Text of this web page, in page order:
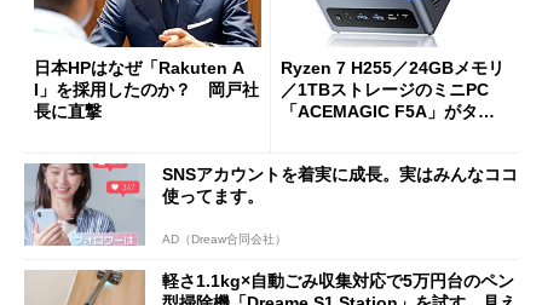
日本HPはなぜ「Rakuten A
I」を採用したのか？ 岡戸社
長に直撃
Ryzen 7 H255／24GBメモリ
／1TBストレージのミニPC
「ACEMAGIC F5A」がタイ
SNSアカウントを着実に成長。実はみんなココ
使ってます。
AD（Dreaw合同会社）
軽さ1.1kg×自動ごみ収集対応で5万円台のペン